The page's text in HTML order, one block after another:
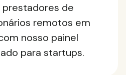
de
remotos em
nosso painel
para startups.